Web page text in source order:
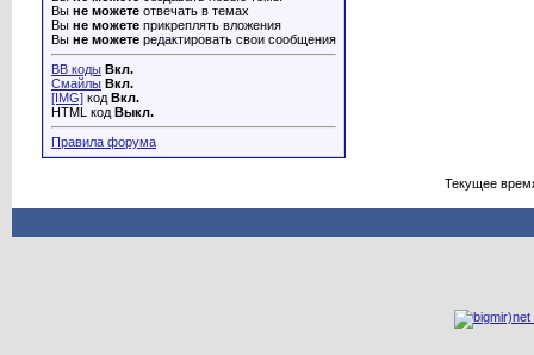
Вы не можете отвечать в темах
Вы не можете прикреплять вложения
Вы не можете редактировать свои сообщения
BB коды Вкл.
Смайлы Вкл.
[IMG] код Вкл.
HTML код Выкл.
Правила форума
Текущее